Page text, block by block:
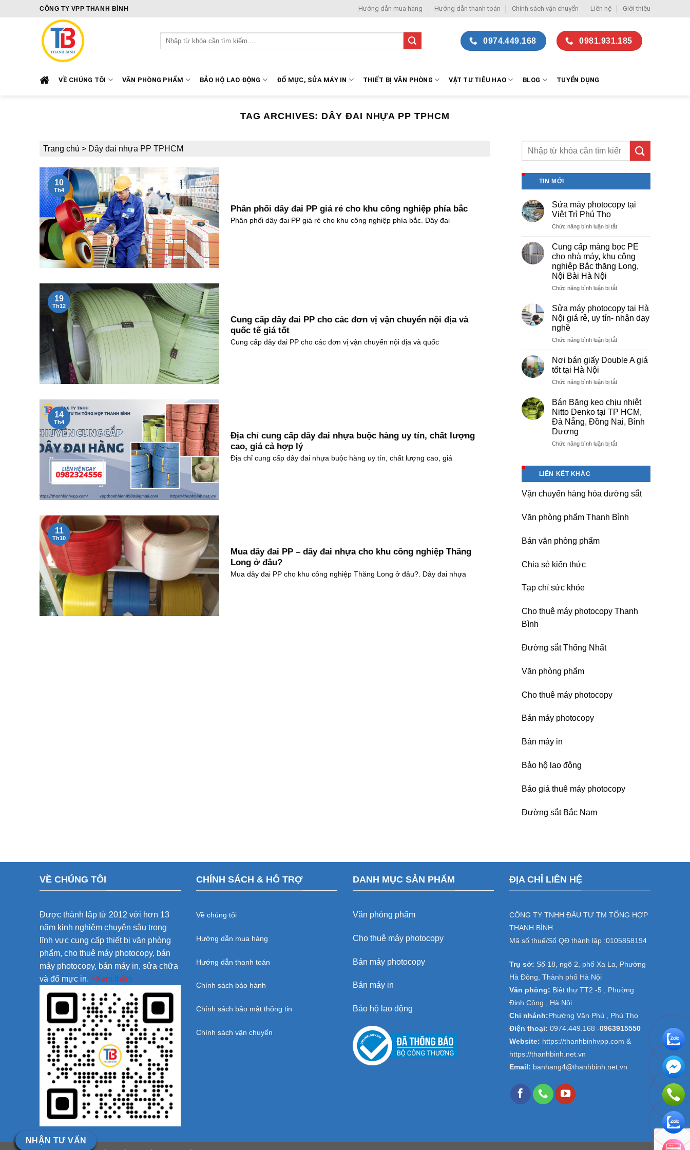
CÔNG TY VPP THANH BÌNH Hướng dẫn mua hàng Hướng dẫn thanh toán Chính sách vận chuyển Liên hệ Giới thiệu
Tìm
kiếm:
0974.449.168 0981.931.185
VỀ CHÚNG TÔI VĂN PHÒNG PHẨM BẢO HỘ LAO ĐỘNG ĐỔ MỰC, SỬA MÁY IN THIẾT BỊ VĂN PHÒNG VẬT TƯ TIÊU HAO BLOG TUYỂN DỤNG
TAG ARCHIVES: DÂY ĐAI NHỰA PP TPHCM
Trang chủ > Dây đai nhựa PP TPHCM
Phân phối dây đai PP giá rẻ cho khu công nghiệp phía bắc
Phân phối dây đai PP giá rẻ cho khu công nghiệp phía bắc. Dây đai
10
Th4
Cung cấp dây đai PP cho các đơn vị vận chuyển nội địa và
quốc tế giá tốt
Cung cấp dây đai PP cho các đơn vị vận chuyển nội địa và quốc
19
Th12
Địa chỉ cung cấp dây đai nhựa buộc hàng uy tín, chất lượng
cao, giá cả hợp lý
Địa chỉ cung cấp dây đai nhựa buộc hàng uy tín, chất lượng cao, giá
14
Th4
Mua dây đai PP – dây đai nhựa cho khu công nghiệp Thăng
Long ở đâu?
Mua dây đai PP cho khu công nghiệp Thăng Long ở đâu?. Dây đai nhựa
11
Th10
TIN MỚI
Sửa máy photocopy tại
Việt Trì Phú Thọ
Chức năng bình luận bị tắtở
photocopy
tại
Việt
Phú
Cung cấp màng bọc PE
cho nhà máy, khu công
nghiệp Bắc thăng Long,
Nội Bài Hà Nội
Chức năng bình luận bị tắtở
màng
bọc
cho
máy,
nghiệp
thăng
Long,
Nội
Nội
Sửa máy photocopy tại Hà
Nội giá rẻ, uy tín- nhận dạy
nghề
Chức năng bình luận bị tắtở
máy
photocopy
Hà
giá
rẻ,
uy
tín-
dạy
Nơi bán giấy Double A giá
tốt tại Hà Nội
Chức năng bình luận bị tắtở
giấy
Double
A
tốt
Bán Băng keo chịu nhiệt
Nitto Denko tại TP HCM,
Đà Nẵng, Đồng Nai, Bình
Dương
Chức năng bình luận bị tắtở
Nitto
tại
TP
LIÊN KẾT KHÁC
Vận chuyển hàng hóa đường sắt
Văn phòng phẩm Thanh Bình
Bán văn phòng phẩm
Chia sẻ kiến thức
Tạp chí sức khỏe
Cho thuê máy photocopy Thanh
Bình
Đường sắt Thống Nhất
Văn phòng phẩm
Cho thuê máy photocopy
Bán máy photocopy
Bán máy in
Bảo hộ lao động
Báo giá thuê máy photocopy
Đường sắt Bắc Nam
VỀ CHÚNG TÔI
Được thành lập từ 2012 với hơn 13
năm kinh nghiệm chuyên sâu trong
lĩnh vực cung cấp thiết bị văn phòng
phẩm, cho thuê máy photocopy, bán
máy photocopy, bán máy in, sửa chữa
và đổ mực in. +Xem thêm
CHÍNH SÁCH & HỖ TRỢ
Về chúng tôi
Hướng dẫn mua hàng
Hướng dẫn thanh toán
Chính sách bảo hành
Chính sách bảo mật thông tin
Chính sách vận chuyển
DANH MỤC SẢN PHẨM
Văn phòng phẩm
Cho thuê máy photocopy
Bán máy photocopy
Bán máy in
Bảo hộ lao động
ĐỊA CHỈ LIÊN HỆ
CÔNG TY TNHH ĐẦU TƯ TM TỔNG HỢP
THANH BÌNH
Mã số thuế/Số QĐ thành lập :0105858194
Trụ sở: Số 18, ngõ 2, phố Xa La, Phường
Hà Đông, Thành phố Hà Nội
Văn phòng: Biệt thự TT2 -5 , Phường
Định Công , Hà Nội
Chi nhánh: Phường Văn Phú , Phú Thọ
Điện thoại: 0974.449.168 -0963915550
Website: https://thanhbinhvpp.com &
https://thanhbinh.net.vn
Email: banhang4@thanhbinh.net.vn
NHẬN TƯ VẤN